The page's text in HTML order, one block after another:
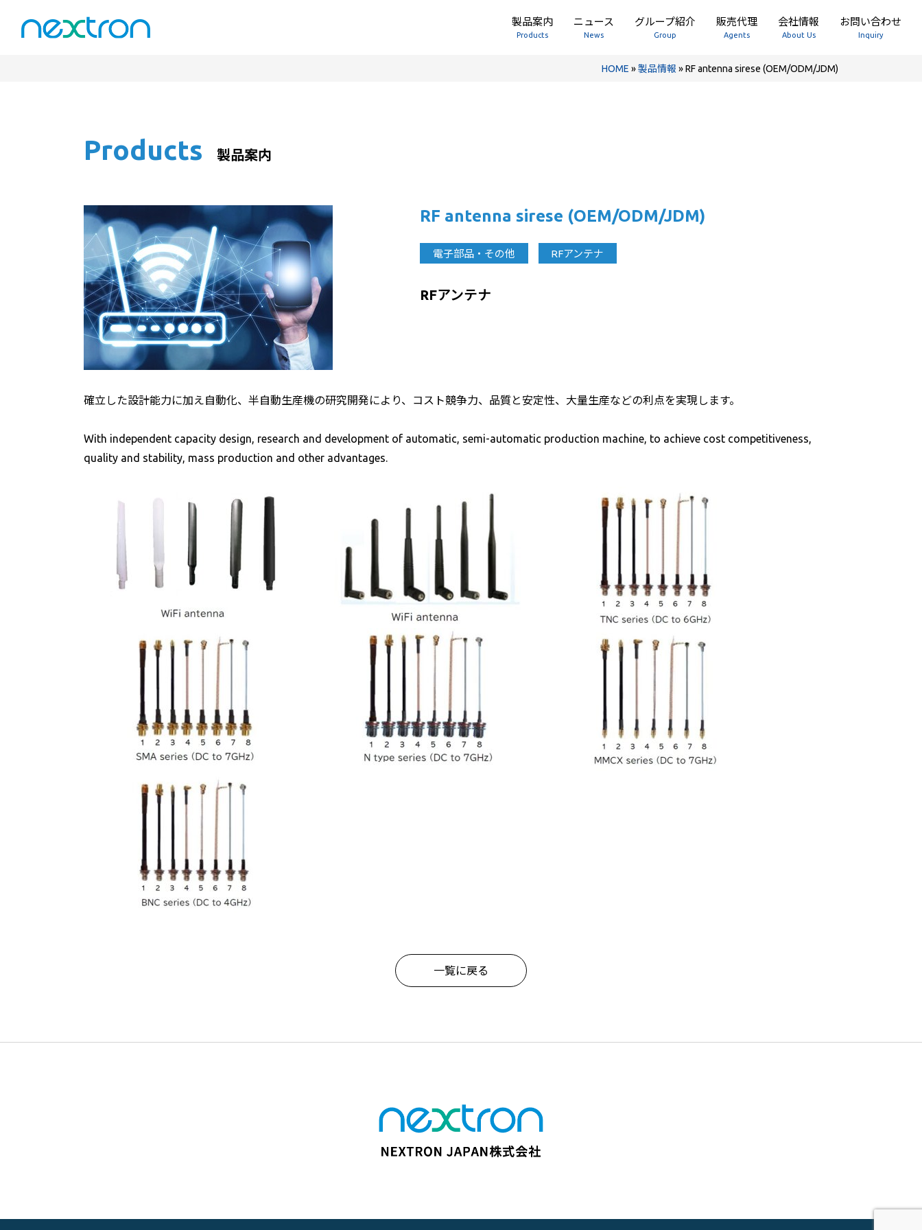
製品案内
Products
ニュース
News
グループ紹介
Group
販売代理
Agents
会社情報
About Us
お問い合わせ
Inquiry
HOME »製品情報 »RF antenna sirese (OEM/ODM/JDM)
Products 製品案内
RF antenna sirese (OEM/ODM/JDM)
電子部品・その他 RFアンテナ
RFアンテナ
確立した設計能力に加え自動化、半自動生産機の研究開発により、コスト競争力、品質と安定性、大量生産などの利点を実現します。
With independent capacity design, research and development of automatic, semi-automatic production machine, to achieve cost competitiveness,
quality and stability, mass production and other advantages.
一覧に戻る